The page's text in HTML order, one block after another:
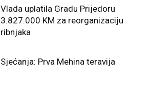
Vlada uplatila Gradu Prijedoru
3.827.000 KM za reorganizaciju
ribnjaka
Sjećanja: Prva Mehina teravija